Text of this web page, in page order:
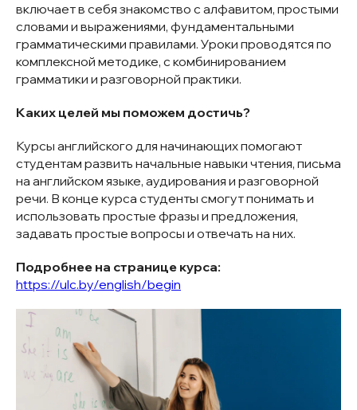
включает в себя знакомство с алфавитом, простыми
словами и выражениями, фундаментальными
грамматическими правилами. Уроки проводятся по
комплексной методике, с комбинированием
грамматики и разговорной практики.
Каких целей мы поможем достичь?
Курсы английского для начинающих помогают
студентам развить начальные навыки чтения, письма
на английском языке, аудирования и разговорной
речи. В конце курса студенты смогут понимать и
использовать простые фразы и предложения,
задавать простые вопросы и отвечать на них.
Подробнее на странице курса:
https://ulc.by/english/begin